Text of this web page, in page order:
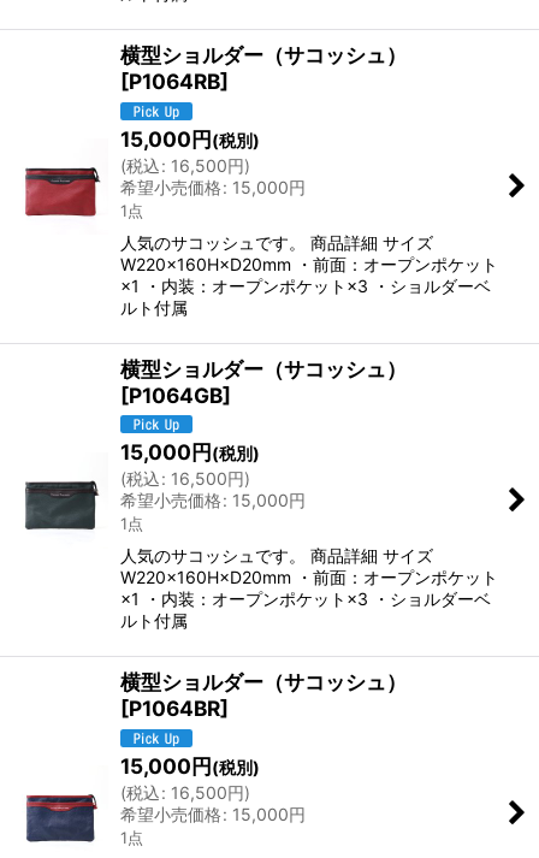
横型ショルダー（サコッシュ）
[P1064RB]
15,000円(税別)
(税込: 16,500円)
希望小売価格: 15,000円
1点
人気のサコッシュです。 商品詳細 サイズ
W220×160H×D20mm ・前面：オープンポケット
×1 ・内装：オープンポケット×3 ・ショルダーベ
ルト付属
横型ショルダー（サコッシュ）
[P1064GB]
15,000円(税別)
(税込: 16,500円)
希望小売価格: 15,000円
1点
人気のサコッシュです。 商品詳細 サイズ
W220×160H×D20mm ・前面：オープンポケット
×1 ・内装：オープンポケット×3 ・ショルダーベ
ルト付属
横型ショルダー（サコッシュ）
[P1064BR]
15,000円(税別)
(税込: 16,500円)
希望小売価格: 15,000円
1点